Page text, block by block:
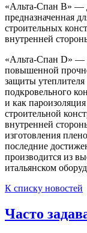
«Альта-Спан В» —
предназначенная
строительных
внутренней
«Альта-Спан D» —
повышенной
защиты
подкровельного
и как
строительной
внутренней
изготовления
последние
производится из
итальянском
К списку новостей
Часто